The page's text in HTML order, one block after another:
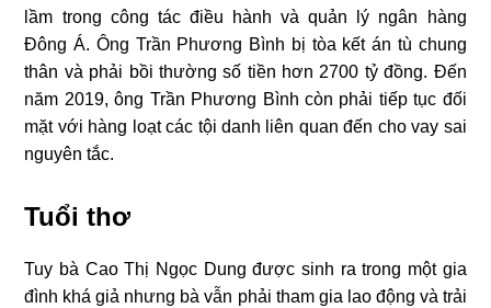
lầm trong công tác điều hành và quản lý ngân hàng
Đông Á. Ông Trần Phương Bình bị tòa kết án tù chung
thân và phải bồi thường số tiền hơn 2700 tỷ đồng. Đến
năm 2019, ông Trần Phương Bình còn phải tiếp tục đối
mặt với hàng loạt các tội danh liên quan đến cho vay sai
nguyên tắc.
Tuổi thơ
Tuy bà Cao Thị Ngọc Dung được sinh ra trong một gia
đình khá giả nhưng bà vẫn phải tham gia lao động và trải